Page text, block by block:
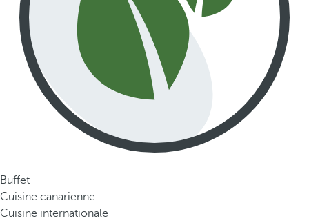
Buffet
Cuisine canarienne
Cuisine internationale